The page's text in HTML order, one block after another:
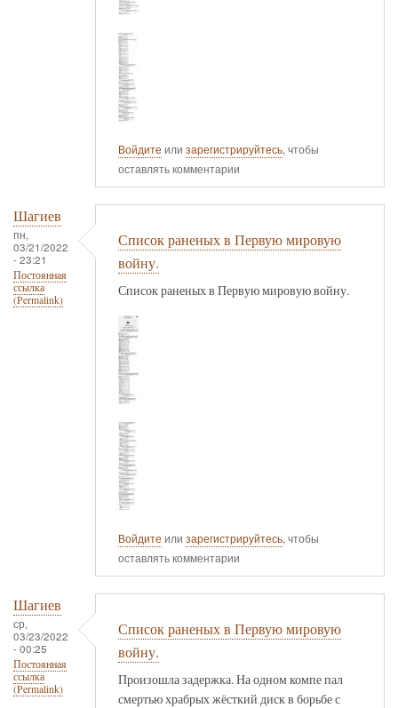
Войдите или зарегистрируйтесь, чтобы
оставлять комментарии
Шагиев
пн,
03/21/2022
- 23:21
Постоянная
ссылка
(Permalink)
Список раненых в Первую мировую
войну.
Список раненых в Первую мировую войну.
Войдите или зарегистрируйтесь, чтобы
оставлять комментарии
Шагиев
ср,
03/23/2022
- 00:25
Постоянная
ссылка
(Permalink)
Список раненых в Первую мировую
войну.
Произошла задержка. На одном компе пал
смертью храбрых жёсткий диск в борьбе с